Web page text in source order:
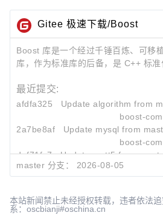
Gitee 极速下载/Boost
Boost 库是一个经过千锤百炼、可移
库，作为标准库的后备，是 C++ 标准
最近提交:
afdfa325
Update algorithm from
boost-
2a7be8af
Update mysql from
boost-
def71fc7
Update mqtt5 from
boost-
master 分支： 2026-08-05
本站新闻禁止未经授权转载，违者依法
系：oscbianji#oschina.cn